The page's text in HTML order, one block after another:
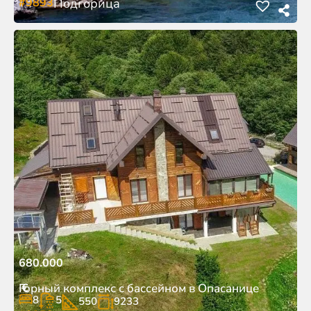
680.000
€
Горный комплекс с бассейном в Опасанице
8 5 550 9233